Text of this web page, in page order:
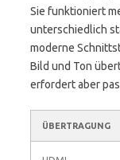
Sie funktioniert
unterschiedlich
moderne
Bild und Ton
erfordert aber
ÜBERTRAGUNG